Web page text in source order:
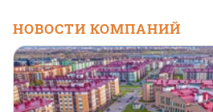
НОВОСТИ КОМПАНИЙ